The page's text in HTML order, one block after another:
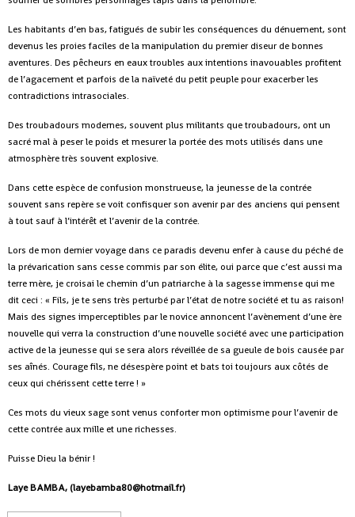
Les habitants d’en bas, fatigués de subir les conséquences du dénuement, sont
devenus les proies faciles de la manipulation du premier diseur de bonnes
aventures. Des pêcheurs en eaux troubles aux intentions inavouables profitent
de l’agacement et parfois de la naïveté du petit peuple pour exacerber les
contradictions intrasociales.
Des troubadours modernes, souvent plus militants que troubadours, ont un
sacré mal à peser le poids et mesurer la portée des mots utilisés dans une
atmosphère très souvent explosive.
Dans cette espèce de confusion monstrueuse, la jeunesse de la contrée
souvent sans repère se voit confisquer son avenir par des anciens qui pensent
à tout sauf à l’intérêt et l’avenir de la contrée.
Lors de mon dernier voyage dans ce paradis devenu enfer à cause du péché de
la prévarication sans cesse commis par son élite, oui parce que c’est aussi ma
terre mère, je croisai le chemin d’un patriarche à la sagesse immense qui me
dit ceci : « Fils, je te sens très perturbé par l’état de notre société et tu as raison!
Mais des signes imperceptibles par le novice annoncent l’avènement d’une ère
nouvelle qui verra la construction d’une nouvelle société avec une participation
active de la jeunesse qui se sera alors réveillée de sa gueule de bois causée par
ses aînés. Courage fils, ne désespère point et bats toi toujours aux côtés de
ceux qui chérissent cette terre ! »
Ces mots du vieux sage sont venus conforter mon optimisme pour l’avenir de
cette contrée aux mille et une richesses.
Puisse Dieu la bénir !
Laye BAMBA, (layebamba80@hotmail.fr)